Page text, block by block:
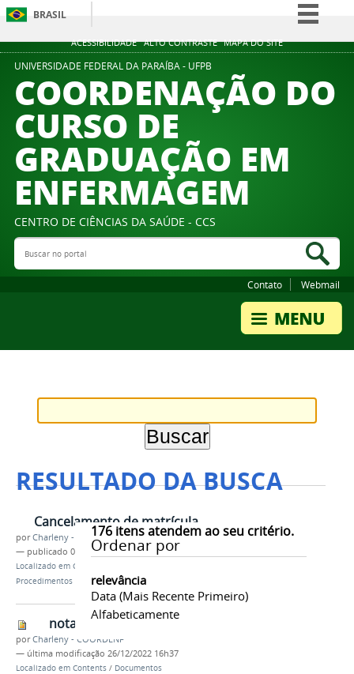
ACESSIBILIDADE ALTO CONTRASTE MAPA DO SITE
BRASIL
Simplifique!
Participe
Acesso à informação
Canais
UNIVERSIDADE FEDERAL DA PARAÍBA - UFPB
COORDENAÇÃO DO
CURSO DE
GRADUAÇÃO EM
ENFERMAGEM
CENTRO DE CIÊNCIAS DA SAÚDE - CCS
Buscar no portal
Contato Webmail
RESULTADO DA BUSCA
176itens atendem ao seu critério.
Ordenar por
relevância
Data (mais Recente Primeiro)
Alfabeticamente
Cancelamento de matrícula
porCharleny - COORDENF
— publicado 01/04/2022
Localizado em Contents
Procedimentos de matrícula
nota de pesar
porCharleny - COORDENF
— última modificação 26/12/2022 16h37
Localizado em Contents / Documentos